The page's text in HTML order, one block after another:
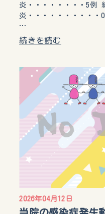
炎・・・・・・・・5例
炎・・・・・・・・・・
…
続きを読む
2026年04月12日
当院の感染症発生